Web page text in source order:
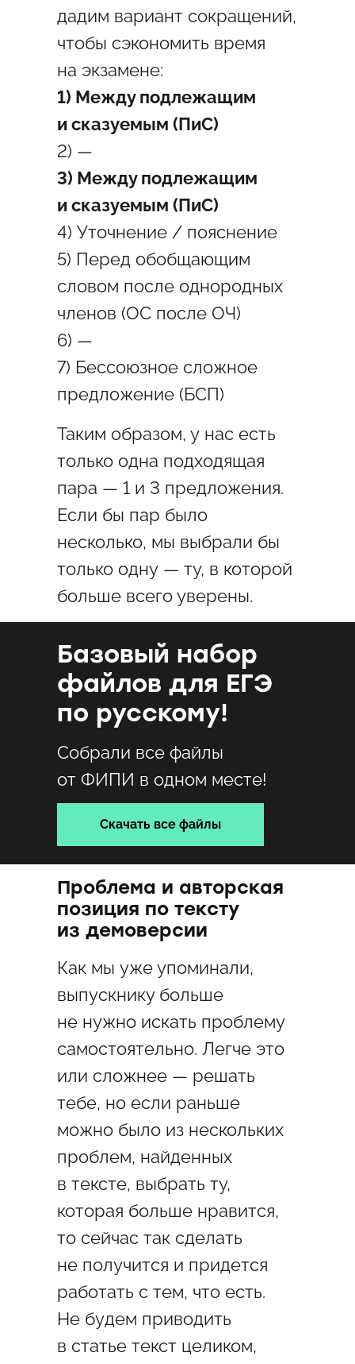
дадим вариант сокращений,
чтобы сэкономить время
на экзамене:
1) Между подлежащим
и сказуемым (ПиС)
2) —
3) Между подлежащим
и сказуемым (ПиС)
4) Уточнение / пояснение
5) Перед обобщающим
словом после однородных
членов (ОС после ОЧ)
6) —
7) Бессоюзное сложное
предложение (БСП)
Таким образом, у нас есть
только одна подходящая
пара — 1 и 3 предложения.
Если бы пар было
несколько, мы выбрали бы
только одну — ту, в которой
больше всего уверены.
Базовый набор
файлов для ЕГЭ
по русскому!
Собрали все файлы
от ФИПИ в одном месте!
Скачать все файлы
Проблема и авторская
позиция по тексту
из демоверсии
Как мы уже упоминали,
выпускнику больше
не нужно искать проблему
самостоятельно. Легче это
или сложнее — решать
тебе, но если раньше
можно было из нескольких
проблем, найденных
в тексте, выбрать ту,
которая больше нравится,
то сейчас так сделать
не получится и придется
работать с тем, что есть.
Не будем приводить
в статье текст целиком,